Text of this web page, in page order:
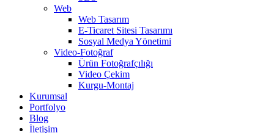
Web
Web Tasarım
E-Ticaret Sitesi Tasarımı
Sosyal Medya Yönetimi
Video-Fotoğraf
Ürün Fotoğrafçılığı
Video Çekim
Kurgu-Montaj
Kurumsal
Portfolyo
Blog
İletişim